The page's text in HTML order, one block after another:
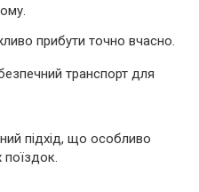
прибути точно вчасно.
транспорт для
підхід, що особливо